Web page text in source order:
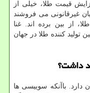
قیمت طلا، خیلی از
غیرقانونی می فروشند
از بین برده اند. غنا
تولید کننده طلا در جهان
داشت؟
دارد. باآنکه سوییسی ها